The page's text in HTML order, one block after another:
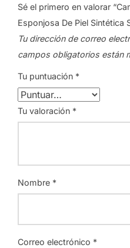
Sé el primero en valorar
Esponjosa De Piel Sintética
Tu dirección de correo
campos obligatorios están
Tu puntuación *
Tu valoración *
Nombre *
Correo electrónico *